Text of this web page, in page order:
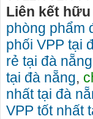
Liên kết
phòng phẩm
phối VPP tại
rẻ tại đà nẵng
tại đà nẵng,
nhất tại đà
VPP tốt nhất